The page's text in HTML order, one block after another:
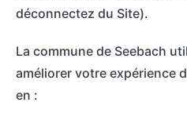
déconnectez du Site).
La commune de Seebach
améliorer votre expérience
en :